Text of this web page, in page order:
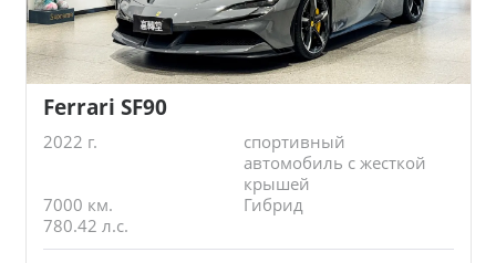
Ferrari SF90
2022 г.
спортивный
автомобиль с жесткой
крышей
7000 км.
Гибрид
780.42 л.с.